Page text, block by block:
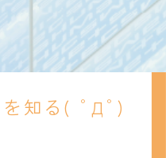
を知る( ﾟДﾟ)